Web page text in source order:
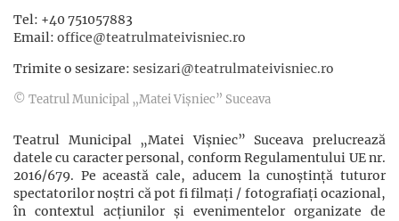
Tel: +40 751057883
Email: office@teatrulmateivisniec.ro
Trimite o sesizare: sesizari@teatrulmateivisniec.ro
© Teatrul Municipal „Matei Vișniec” Suceava
Teatrul Municipal „Matei Vișniec” Suceava prelucrează
datele cu caracter personal, conform Regulamentului UE nr.
2016/679. Pe această cale, aducem la cunoștință tuturor
spectatorilor noștri că pot fi filmaţi / fotografiaţi ocazional,
în contextul acţiunilor şi evenimentelor organizate de